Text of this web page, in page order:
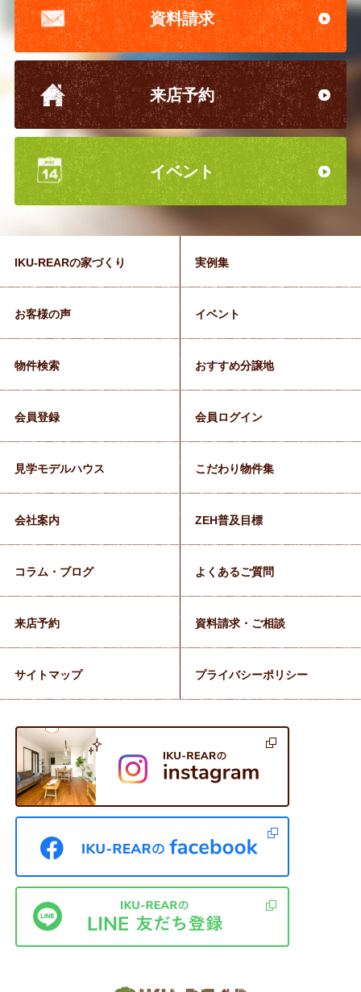
資料請求
来店予約
イベント
IKU-REARの家づくり 実例集
お客様の声 イベント
物件検索 おすすめ分譲地
会員登録 会員ログイン
見学モデルハウス こだわり物件集
会社案内 ZEH普及目標
コラム・ブログ よくあるご質問
来店予約 資料請求・ご相談
サイトマップ プライバシーポリシー